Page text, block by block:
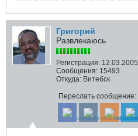
Григорий
Развлекаюсь
Регистрация: 12.03.2005
Сообщения: 15493
Откуда: Витебск
Переслать сообщение: